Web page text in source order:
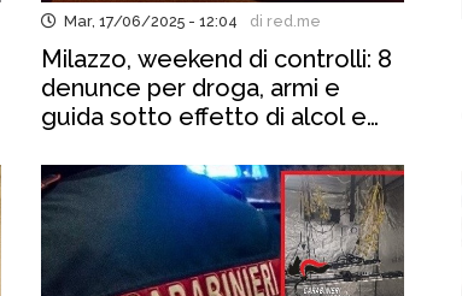
Mar, 17/06/2025 - 12:04 di red.me
Milazzo, weekend di controlli: 8
denunce per droga, armi e
guida sotto effetto di alcol e